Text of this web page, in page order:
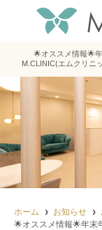
🌟オススメ情報🌟
M.CLINIC(エムクリニ
ホーム お知らせ
🌟オススメ情報🌟年末